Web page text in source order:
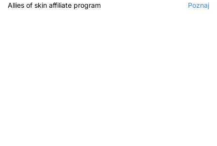
Allies of skin affiliate program
Poznaj